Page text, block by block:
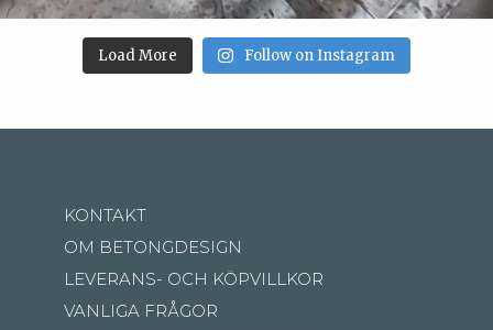
Load More Follow on Instagram
KONTAKT
OM BETONGDESIGN
LEVERANS- OCH KÖPVILLKOR
VANLIGA FRÅGOR